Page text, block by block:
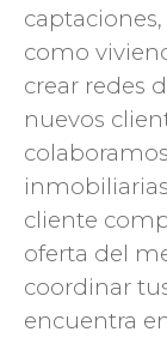
como
crear redes
nuevos
cliente
oferta del
coordinar
encuentra